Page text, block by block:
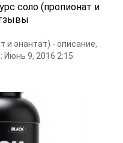
соло (пропионат и
и энантат) - описание,
9, 2016 2:15